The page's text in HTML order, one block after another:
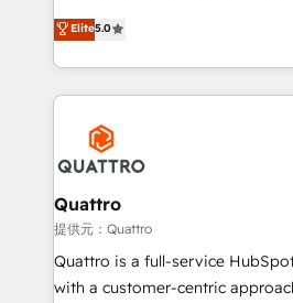
the agency services you'd
HubSpot Solutions Partner. As one of the UK's
longest-standing partners, we
maximising the value of the
building an integrated growth
business, operational and
life, and creates a 360˚ view of
help your teams do more. We specialise in HubSpot
technical services, website
as well as agency services that
success. Now, more than ever you need to connect
Elite5.0
Quattro
提供元：Quattro
Quattro is a full-service
with a customer-centric